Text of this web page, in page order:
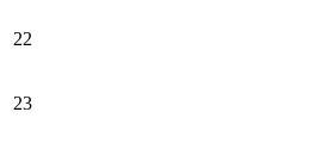
22
23